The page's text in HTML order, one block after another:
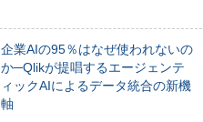
企業AIの95％はなぜ使われないの
か─Qlikが提唱するエージェンテ
ィックAIによるデータ統合の新機
軸